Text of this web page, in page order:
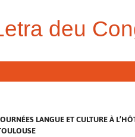
deu
LANGUE ET CULTURE À